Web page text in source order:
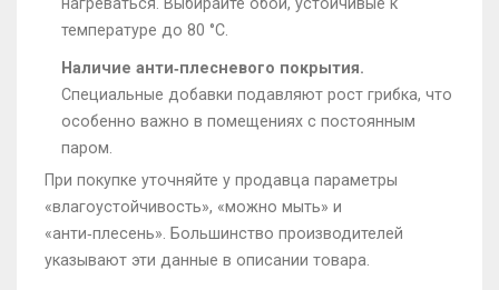
температуре до 80 °C.
Наличие анти‑плесневого покрытия.
Специальные добавки подавляют рост грибка, что
особенно важно в помещениях с постоянным
паром.
При покупке уточняйте у продавца параметры
«влагоустойчивость», «можно мыть» и
«анти‑плесень». Большинство производителей
указывают эти данные в описании товара.